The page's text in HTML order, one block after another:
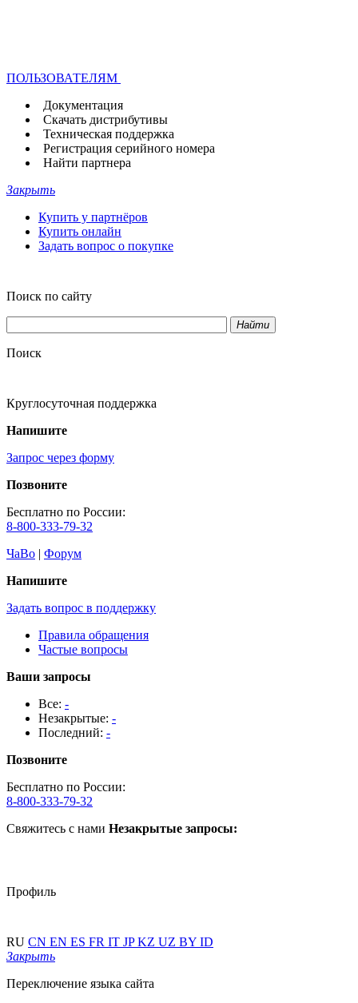
ПОЛЬЗОВАТЕЛЯМ
Документация
Скачать дистрибутивы
Техническая поддержка
Регистрация серийного номера
Найти партнера
Закрыть
Купить у партнёров
Купить онлайн
Задать вопрос о покупке
Поиск по сайту
Найти
Поиск
Круглосуточная поддержка
Напишите
Запрос через форму
Позвоните
Бесплатно по России:
8-800-333-79-32
ЧаВо | Форум
Напишите
Задать вопрос в поддержку
Правила обращения
Частые вопросы
Ваши запросы
Все: -
Незакрытые: -
Последний: -
Позвоните
Бесплатно по России:
8-800-333-79-32
Свяжитесь с нами Незакрытые запросы:
Профиль
RU CN EN ES FR IT JPKZ UZ BY ID
Закрыть
Переключение языка сайта